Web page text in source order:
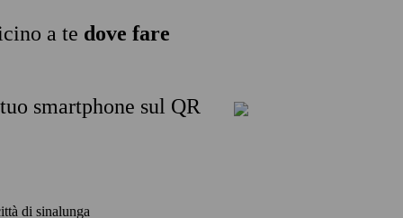
a te dove fare
smartphone sul QR
di sinalunga